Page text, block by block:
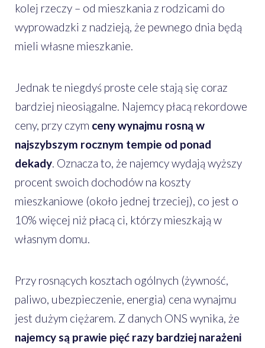
kolej rzeczy – od mieszkania z rodzicami do
wyprowadzki z nadzieją, że pewnego dnia będą
mieli własne mieszkanie.
Jednak te niegdyś proste cele stają się coraz
bardziej nieosiągalne. Najemcy płacą rekordowe
ceny, przy czym ceny wynajmu rosną w
najszybszym rocznym tempie od ponad
dekady . Oznacza to, że najemcy wydają wyższy
procent swoich dochodów na koszty
mieszkaniowe (około jednej trzeciej), co jest o
10% więcej niż płacą ci, którzy mieszkają w
własnym domu.
Przy rosnących kosztach ogólnych (żywność,
paliwo, ubezpieczenie, energia) cena wynajmu
jest dużym ciężarem. Z danych ONS wynika, że
najemcy są prawie pięć razy bardziej narażeni